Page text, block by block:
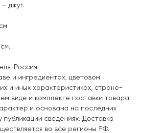
джут.
Россия.
и ингредиентах, цветовом
и иных характеристиках, стране-
виде и комплекте поставки товара
и основана на последних
публикации сведениях. Доставка
во все регионы РФ.